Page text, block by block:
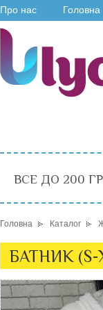
Про нас Головна
ВСЕ ДО 200
Головна Каталог
БАТНИК (S-